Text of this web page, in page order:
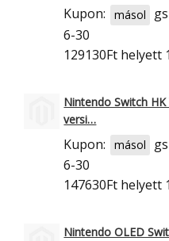
Kupon: másol
6-30
129130Ft helyett
Nintendo Switch
versi…
Kupon: másol
6-30
147630Ft helyett
Nintendo OLED